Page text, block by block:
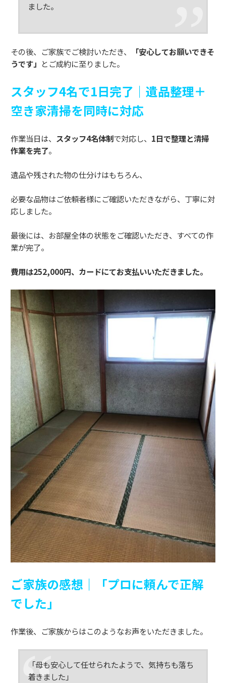
ました。
その後、ご家族でご検討いただき、
「安心してお願いできそ
うです」 とご成約に至りました。
スタッフ4名で1日完了｜遺品整理＋
空き家清掃を同時に対応
作業当日は、 スタッフ4名体制で対応し、 1日で整理と清掃
作業を完了。
遺品や残された物の仕分けはもちろん、
必要な品物はご依頼者様にご確認いただきながら、丁寧に対
応しました。
最後には、お部屋全体の状態をご確認いただき、すべての作
業が完了。
費用は252,000円、カードにてお支払いいただきました。
ご家族の感想｜「プロに頼んで正解
でした」
作業後、ご家族からはこのようなお声をいただきました。
「母も安心して任せられたようで、気持ちも落ち
着きました」